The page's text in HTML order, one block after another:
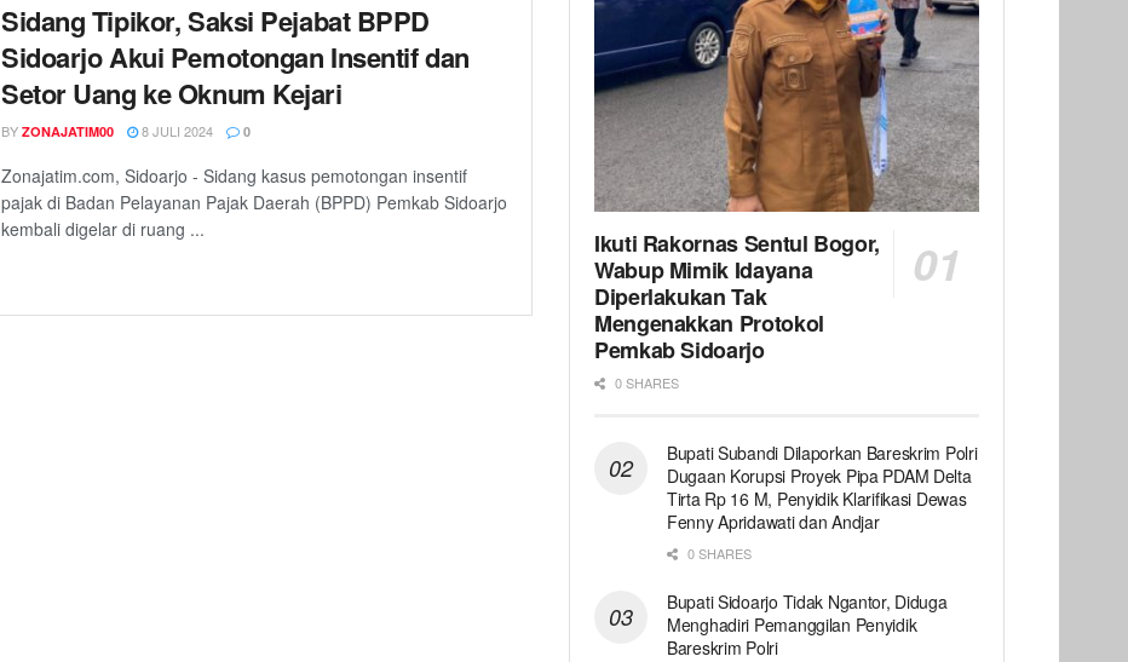
Sidang Tipikor, Saksi Pejabat BPPD
Sidoarjo Akui Pemotongan Insentif dan
Setor Uang ke Oknum Kejari
BY ZONAJATIM00 8 JULI 2024 0
Zonajatim.com, Sidoarjo - Sidang kasus pemotongan insentif
pajak di Badan Pelayanan Pajak Daerah (BPPD) Pemkab Sidoarjo
kembali digelar di ruang ...
Ikuti Rakornas Sentul Bogor,
Wabup Mimik Idayana
Diperlakukan Tak
Mengenakkan Protokol
Pemkab Sidoarjo
0 SHARES
Bupati Subandi Dilaporkan Bareskrim Polri
Dugaan Korupsi Proyek Pipa PDAM Delta
Tirta Rp 16 M, Penyidik Klarifikasi Dewas
Fenny Apridawati dan Andjar
0 SHARES
Bupati Sidoarjo Tidak Ngantor, Diduga
Menghadiri Pemanggilan Penyidik
Bareskrim Polri